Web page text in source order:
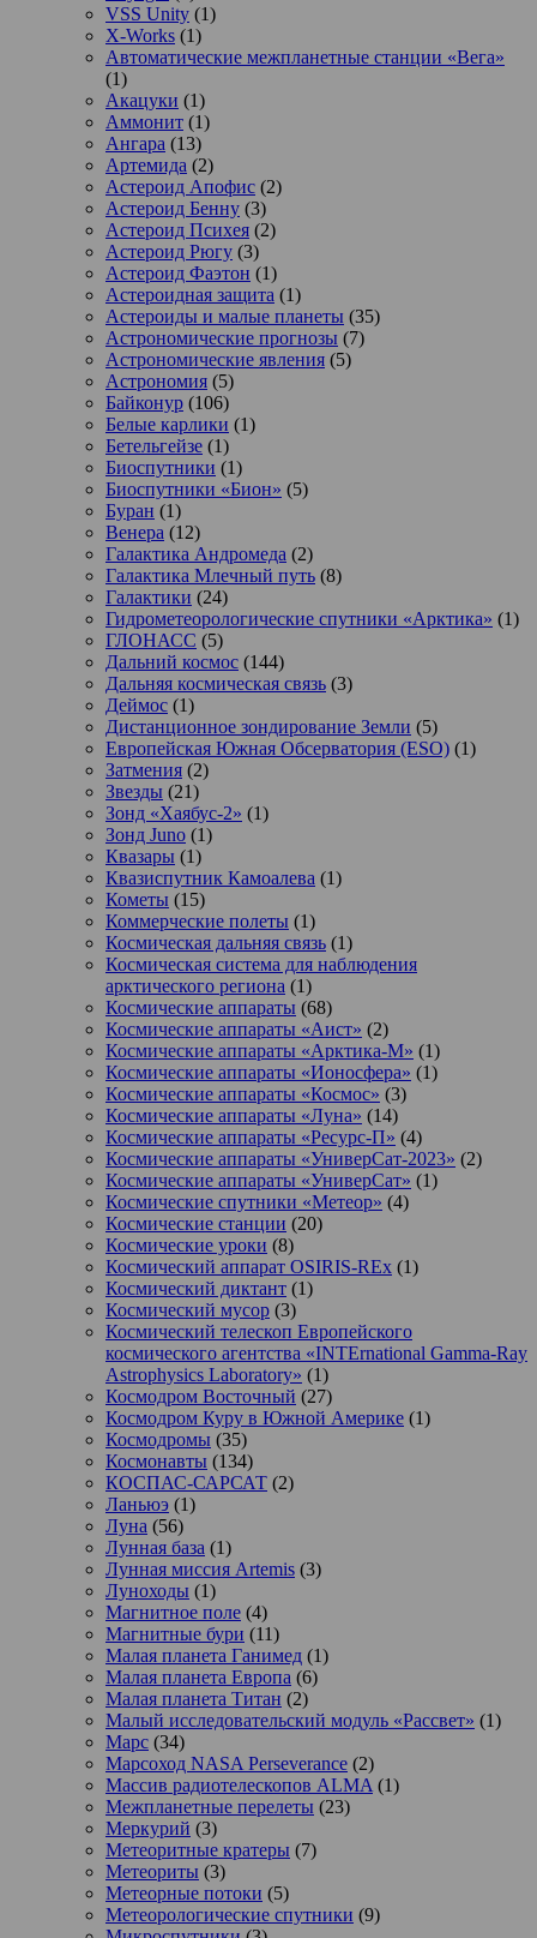
VSS Unity (1)
X-Works (1)
Автоматические межпланетные станции «Вега»
(1)
Акацуки (1)
Аммонит (1)
Ангара (13)
Артемида (2)
Астероид Апофис (2)
Астероид Бенну (3)
Астероид Психея (2)
Астероид Рюгу (3)
Астероид Фаэтон (1)
Астероидная защита (1)
Астероиды и малые планеты (35)
Астрономические прогнозы (7)
Астрономические явления (5)
Астрономия (5)
Байконур (106)
Белые карлики (1)
Бетельгейзе (1)
Биоспутники (1)
Биоспутники «Бион» (5)
Буран (1)
Венера (12)
Галактика Андромеда (2)
Галактика Млечный путь (8)
Галактики (24)
Гидрометеорологические спутники «Арктика» (1)
ГЛОНАСС (5)
Дальний космос (144)
Дальняя космическая связь (3)
Деймос (1)
Дистанционное зондирование Земли (5)
Европейская Южная Обсерватория (ESO) (1)
Затмения (2)
Звезды (21)
Зонд «Хаябус-2» (1)
Зонд Juno (1)
Квазары (1)
Квазиспутник Камоалева (1)
Кометы (15)
Коммерческие полеты (1)
Космическая дальняя связь (1)
Космическая система для наблюдения
арктического региона (1)
Космические аппараты (68)
Космические аппараты «Аист» (2)
Космические аппараты «Арктика-М» (1)
Космические аппараты «Ионосфера» (1)
Космические аппараты «Космос» (3)
Космические аппараты «Луна» (14)
Космические аппараты «Ресурс-П» (4)
Космические аппараты «УниверСат-2023» (2)
Космические аппараты «УниверСат» (1)
Космические спутники «Метеор» (4)
Космические станции (20)
Космические уроки (8)
Космический аппарат OSIRIS-REx (1)
Космический диктант (1)
Космический мусор (3)
Космический телескоп Европейского
космического агентства «INTErnational Gamma-Ray
Astrophysics Laboratory» (1)
Космодром Восточный (27)
Космодром Куру в Южной Америке (1)
Космодромы (35)
Космонавты (134)
КОСПАС-САРСАТ (2)
Ланьюэ (1)
Луна (56)
Лунная база (1)
Лунная миссия Artemis (3)
Луноходы (1)
Магнитное поле (4)
Магнитные бури (11)
Малая планета Ганимед (1)
Малая планета Европа (6)
Малая планета Титан (2)
Малый исследовательский модуль «Рассвет» (1)
Марс (34)
Марсоход NASA Perseverance (2)
Массив радиотелескопов ALMA (1)
Межпланетные перелеты (23)
Меркурий (3)
Метеоритные кратеры (7)
Метеориты (3)
Метеорные потоки (5)
Метеорологические спутники (9)